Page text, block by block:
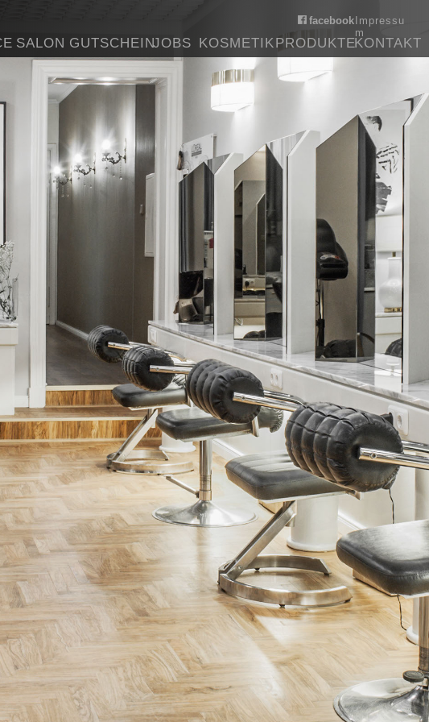
SALON GUTSCHEINJOBS KOSMETIKPRODUKTEKONTAKT
facebook Impressu
m